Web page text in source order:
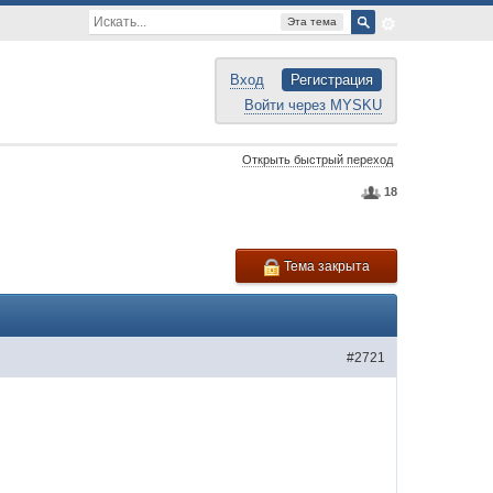
Эта тема
Вход
Регистрация
Войти через MYSKU
Открыть быстрый переход
18
Тема закрыта
#2721